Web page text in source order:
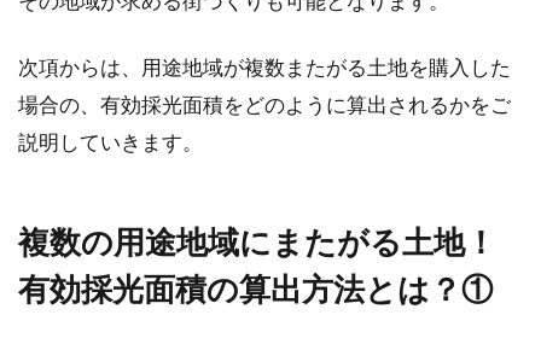
次項からは、用途地域が複数またがる土地を購入した
場合の、有効採光面積をどのように算出されるかをご
説明していきます。
複数の用途地域にまたがる土地！
有効採光面積の算出方法とは？①